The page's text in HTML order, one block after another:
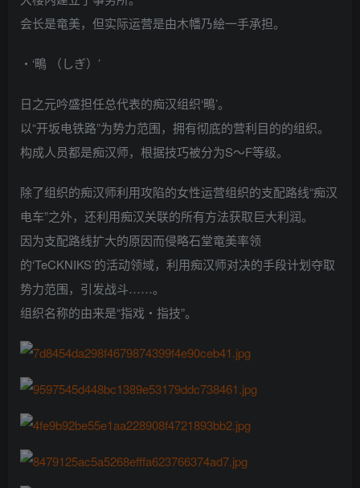
会长是竜美，但实际运营是由木幡乃絵一手承担。
・‘鴫 （しぎ）’
日之元吟盛担任总代表的痴汉组织‘鴫’。
以“开坂电铁路”为势力范围，拥有彻底的营利目的的组织。
构成人员都是痴汉师，根据技巧被分为S～F等级。
除了组织的痴汉师利用攻陷的女性运营组织的支配路线“痴汉
电车”之外，还利用痴汉关联的所有方法获取巨大利润。
因为支配路线扩大的原因而侵略石堂竜美率领
的‘TeCKNIKS’的活动领域，利用痴汉师对决的手段计划夺取
势力范围，引发战斗……。
组织名称的由来是“指戏・指技”。